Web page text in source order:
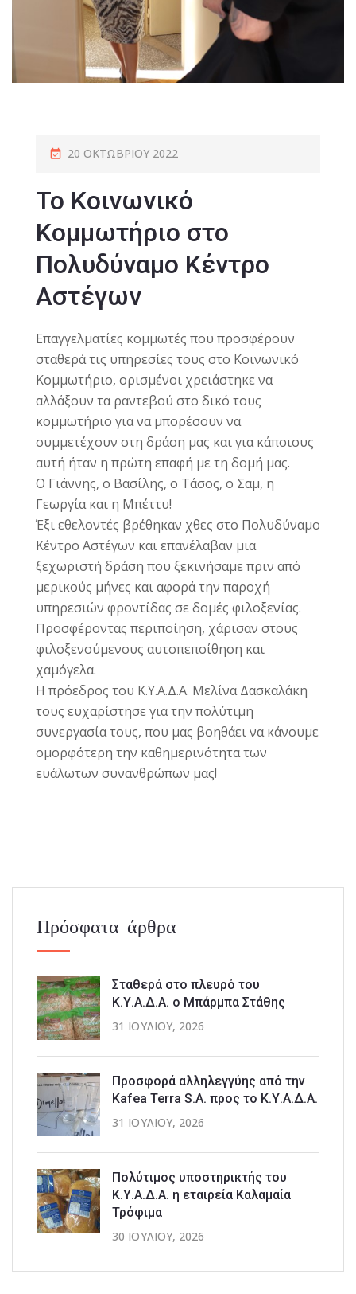
20 ΟΚΤΩΒΡΊΟΥ 2022
Το Κοινωνικό
Κομμωτήριο στο
Πολυδύναμο Κέντρο
Αστέγων
Επαγγελματίες κομμωτές που προσφέρουν
σταθερά τις υπηρεσίες τους στο Κοινωνικό
Κομμωτήριο, ορισμένοι χρειάστηκε να
αλλάξουν τα ραντεβού στο δικό τους
κομμωτήριο για να μπορέσουν να
συμμετέχουν στη δράση μας και για κάποιους
αυτή ήταν η πρώτη επαφή με τη δομή μας.
Ο Γιάννης, ο Βασίλης, ο Τάσος, ο Σαμ, η
Γεωργία και η Μπέττυ!
Έξι εθελοντές βρέθηκαν χθες στο Πολυδύναμο
Κέντρο Αστέγων και επανέλαβαν μια
ξεχωριστή δράση που ξεκινήσαμε πριν από
μερικούς μήνες και αφορά την παροχή
υπηρεσιών φροντίδας σε δομές φιλοξενίας.
Προσφέροντας περιποίηση, χάρισαν στους
φιλοξενούμενους αυτοπεποίθηση και
χαμόγελα.
Η πρόεδρος του Κ.Υ.Α.Δ.Α. Μελίνα Δασκαλάκη
τους ευχαρίστησε για την πολύτιμη
συνεργασία τους, που μας βοηθάει να κάνουμε
ομορφότερη την καθημερινότητα των
ευάλωτων συνανθρώπων μας!
Πρόσφατα άρθρα
Σταθερά στο πλευρό του
Κ.Υ.Α.Δ.Α. ο Μπάρμπα Στάθης
31 ΙΟΥΛΊΟΥ, 2026
Προσφορά αλληλεγγύης από την
Kafea Terra S.A. προς το Κ.Υ.Α.Δ.Α.
31 ΙΟΥΛΊΟΥ, 2026
Πολύτιμος υποστηρικτής του
Κ.Υ.Α.Δ.Α. η εταιρεία Καλαμαία
Τρόφιμα
30 ΙΟΥΛΊΟΥ, 2026